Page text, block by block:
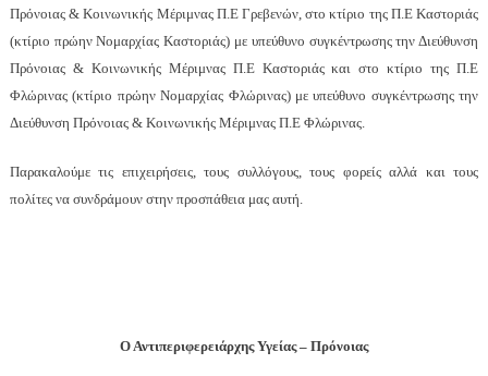
Πρόνοιας & Κοινωνικής Μέριμνας Π.Ε Γρεβενών, στο κτίριο της Π.Ε Καστοριάς
(κτίριο πρώην Νομαρχίας Καστοριάς) με υπεύθυνο συγκέντρωσης την Διεύθυνση
Πρόνοιας & Κοινωνικής Μέριμνας Π.Ε Καστοριάς και στο κτίριο της Π.Ε
Φλώρινας (κτίριο πρώην Νομαρχίας Φλώρινας) με υπεύθυνο συγκέντρωσης την
Διεύθυνση Πρόνοιας & Κοινωνικής Μέριμνας Π.Ε Φλώρινας.
Παρακαλούμε τις επιχειρήσεις, τους συλλόγους, τους φορείς αλλά και τους
πολίτες να συνδράμουν στην προσπάθεια μας αυτή.
Ο Αντιπεριφερειάρχης Υγείας – Πρόνοιας